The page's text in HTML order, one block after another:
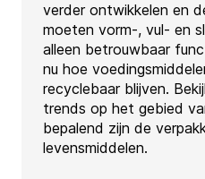
verder ontwikkelen en
moeten vorm-, vul- en
alleen betrouwbaar
nu hoe
recyclebaar blijven.
trends op het gebied
bepalend zijn de
levensmiddelen.